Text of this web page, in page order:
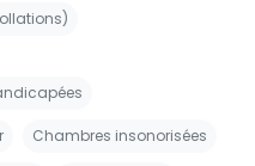
Chambres insonorisées